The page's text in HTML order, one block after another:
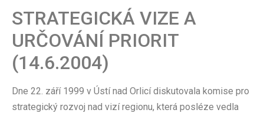
STRATEGICKÁ VIZE A
URČOVÁNÍ PRIORIT
(14.6.2004)
Dne 22. září 1999 v Ústí nad Orlicí diskutovala komise pro
strategický rozvoj nad vizí regionu, která posléze vedla